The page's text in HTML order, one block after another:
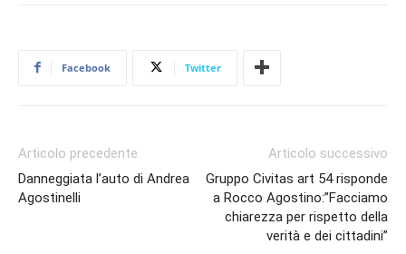
Facebook Twitter
Articolo precedente
Danneggiata l’auto di Andrea
Agostinelli
Articolo successivo
Gruppo Civitas art 54 risponde
a Rocco Agostino:”Facciamo
chiarezza per rispetto della
verità e dei cittadini”